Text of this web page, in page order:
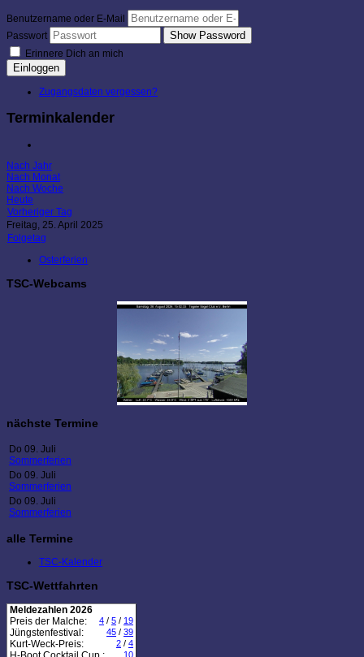
Benutzername oder E-Mail
Passwort
Show Password
Erinnere Dich an mich
Einloggen
Zugangsdaten vergessen?
Terminkalender
Nach Jahr
Nach Monat
Nach Woche
Heute
Vorheriger Tag
Freitag, 25. April 2025
Folgetag
Osterferien
TSC-Webcams
nächste Termine
Do 09. Juli
Sommerferien
Do 09. Juli
Sommerferien
Do 09. Juli
Sommerferien
alle Termine
TSC-Kalender
TSC-Wettfahrten
Meldezahlen 2026
Preis der Malche:
4 / 5 / 19
Jüngstenfestival: 45 / 39
Kurt-Weck-Preis: 2 / 4
10